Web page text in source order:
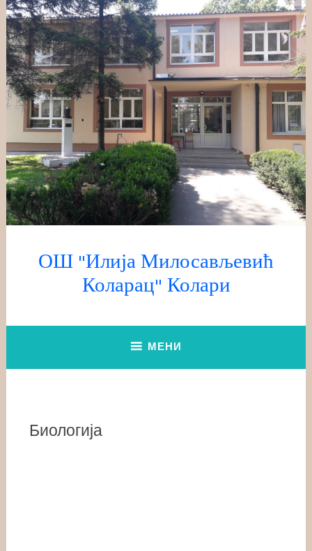
Скочи
на
садржај
ОШ "Илија Милосављевић
Коларац" Колари
МЕНИ
Биологија